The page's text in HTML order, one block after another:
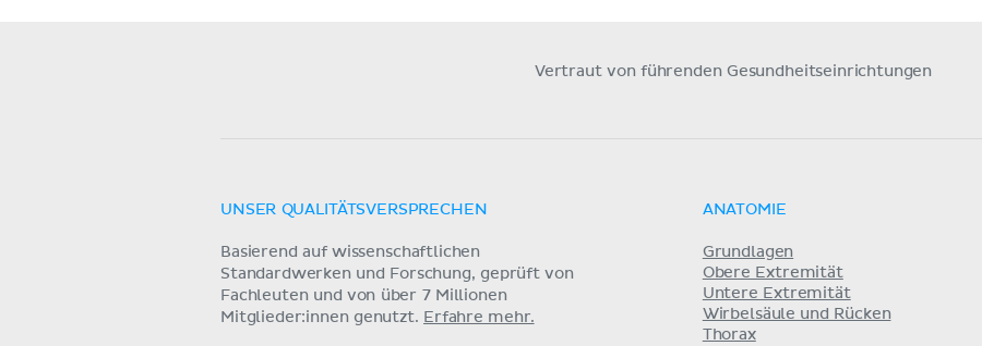
Vertraut von führenden Gesundheitseinrichtungen
UNSER QUALITÄTSVERSPRECHEN
Basierend auf wissenschaftlichen
Standardwerken und Forschung, geprüft von
Fachleuten und von über 7 Millionen
Mitglieder:innen genutzt. Erfahre mehr.
ANATOMIE
Grundlagen
Obere Extremität
Untere Extremität
Wirbelsäule und Rücken
Thorax